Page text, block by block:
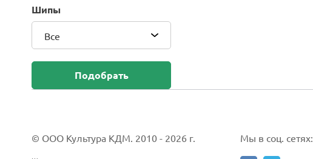
Continental
Cordiant
CrossWind
Шипы
Все
Подобрать
© ООО Культура КДМ. 2010 - 2026 г. Мы в соц. сетях: